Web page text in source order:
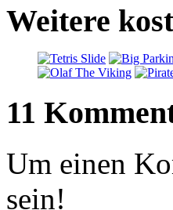
Weitere
11
Um einen
sein!